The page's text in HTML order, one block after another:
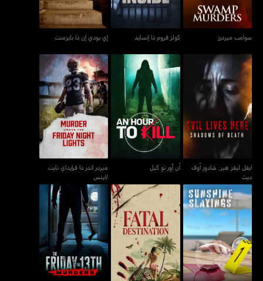
سوامب ميردرز كولز فروم ذا إنسايد إي بودي إن ذا بايزمنت
ايفل ليفز هير: شادوز أوف
ديث
ايفل ليفز هير: شادوز أوف
ديث
أن آور تو كيل
أن آور تو كيل
ميردر اندر ذا فرايداي نايت
لايتس
ميردر اندر ذا فرايداي نايت
لايتس
سانشاين سلاينغس فاتال ديستنيشن ذا فرايدي ذا 13 ميردرز